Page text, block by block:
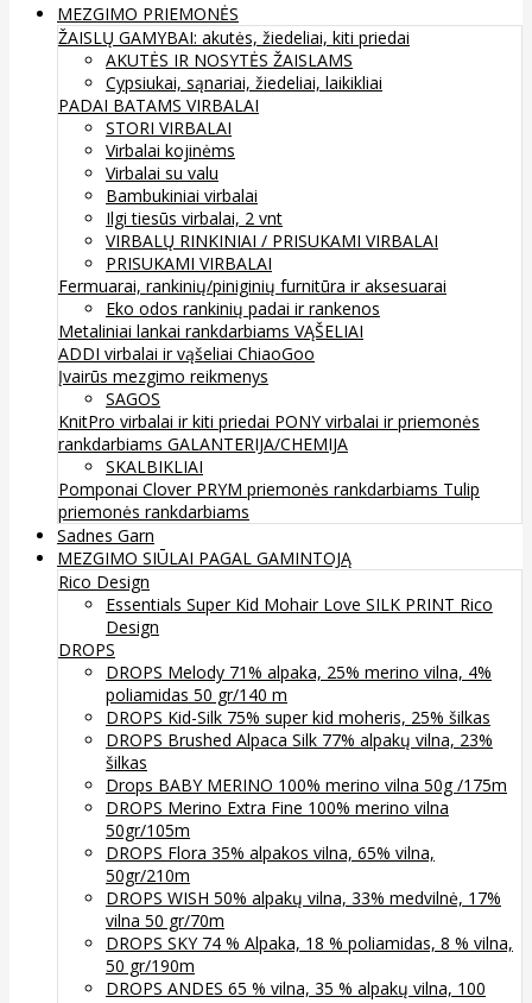
MEZGIMO PRIEMONĖS
ŽAISLŲ GAMYBAI: akutės, žiedeliai, kiti priedai
AKUTĖS IR NOSYTĖS ŽAISLAMS
Cypsiukai, sąnariai, žiedeliai, laikikliai
PADAI BATAMS VIRBALAI
STORI VIRBALAI
Virbalai kojinėms
Virbalai su valu
Bambukiniai virbalai
Ilgi tiesūs virbalai, 2 vnt
VIRBALŲ RINKINIAI / PRISUKAMI VIRBALAI
PRISUKAMI VIRBALAI
Fermuarai, rankinių/piniginių furnitūra ir aksesuarai
Eko odos rankinių padai ir rankenos
Metaliniai lankai rankdarbiams VĄŠELIAI
ADDI virbalai ir vąšeliai ChiaoGoo
Įvairūs mezgimo reikmenys
SAGOS
KnitPro virbalai ir kiti priedai PONY virbalai ir priemonės
rankdarbiams GALANTERIJA/CHEMIJA
SKALBIKLIAI
Pomponai Clover PRYM priemonės rankdarbiams Tulip
priemonės rankdarbiams
Sadnes Garn
MEZGIMO SIŪLAI PAGAL GAMINTOJĄ
Rico Design
Essentials Super Kid Mohair Love SILK PRINT Rico
Design
DROPS
DROPS Melody 71% alpaka, 25% merino vilna, 4%
poliamidas 50 gr/140 m
DROPS Kid-Silk 75% super kid moheris, 25% šilkas
DROPS Brushed Alpaca Silk 77% alpakų vilna, 23%
šilkas
Drops BABY MERINO 100% merino vilna 50g /175m
DROPS Merino Extra Fine 100% merino vilna
50gr/105m
DROPS Flora 35% alpakos vilna, 65% vilna,
50gr/210m
DROPS WISH 50% alpakų vilna, 33% medvilnė, 17%
vilna 50 gr/70m
DROPS SKY 74 % Alpaka, 18 % poliamidas, 8 % vilna,
50 gr/190m
DROPS ANDES 65 % vilna, 35 % alpakų vilna, 100